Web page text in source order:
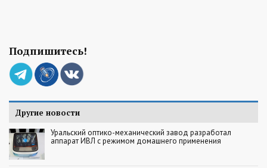
Подпишитесь!
Другие новости
Уральский оптико-механический завод разработал
аппарат ИВЛ с режимом домашнего применения